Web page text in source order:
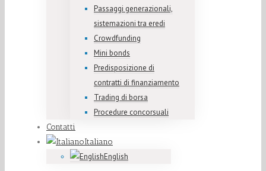
Passaggi generazionali,
sistemazioni tra eredi
Crowdfunding
Mini bonds
Predisposizione di
contratti di finanziamento
Trading di borsa
Procedure concorsuali
Contatti
Italiano
English